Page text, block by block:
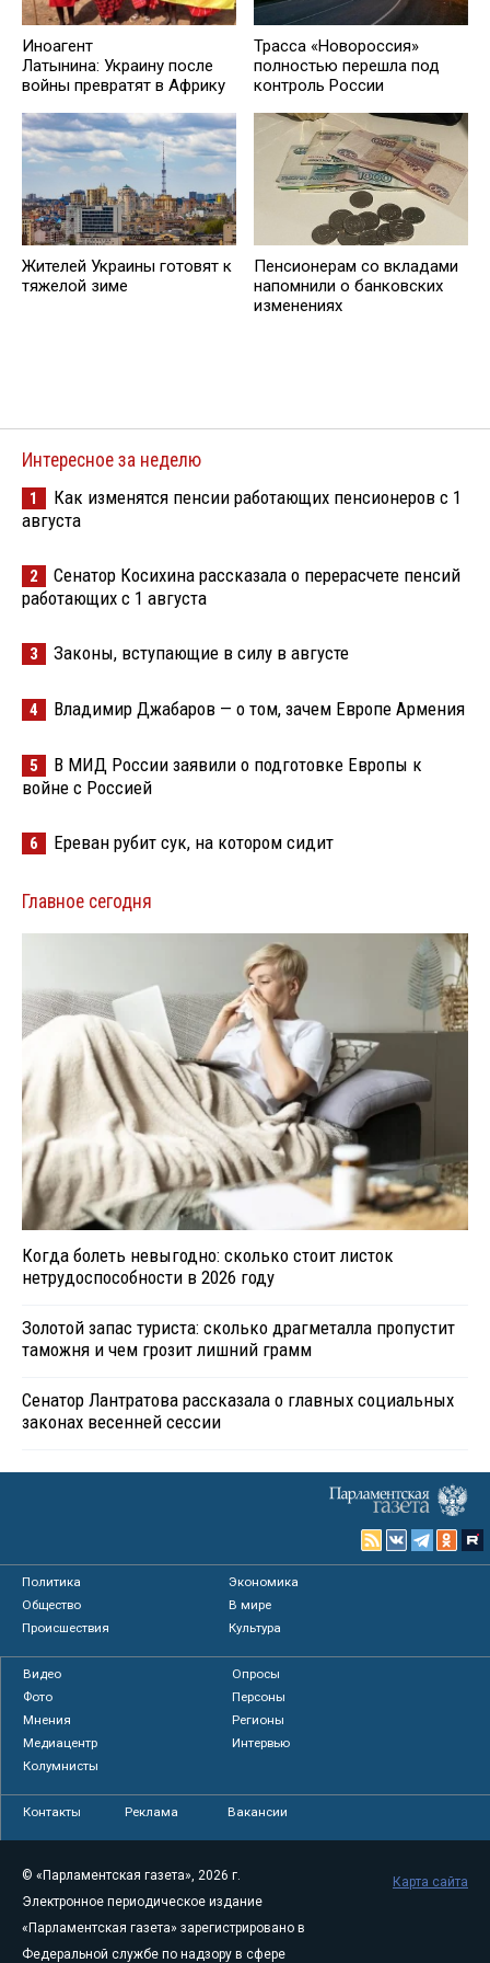
Иноагент
Латынина: Украину после
войны превратят в Африку
Трасса «Новороссия»
полностью перешла под
контроль России
Жителей Украины готовят к
тяжелой зиме
Пенсионерам со вкладами
напомнили о банковских
изменениях
Интересное за неделю
1
Как изменятся пенсии работающих пенсионеров с 1
августа
2
Сенатор Косихина рассказала о перерасчете пенсий
работающих с 1 августа
3 Законы, вступающие в силу в августе
4 Владимир Джабаров — о том, зачем Европе Армения
5
В МИД России заявили о подготовке Европы к
войне с Россией
6 Ереван рубит сук, на котором сидит
Главное сегодня
Когда болеть невыгодно: сколько стоит листок
нетрудоспособности в 2026 году
Золотой запас туриста: сколько драгметалла пропустит
таможня и чем грозит лишний грамм
Сенатор Лантратова рассказала о главных социальных
законах весенней сессии
Политика
Экономика
Общество
В мире
Происшествия
Культура
Видео
Опросы
Фото
Персоны
Мнения
Регионы
Медиацентр
Интервью
Колумнисты
Контакты Реклама Вакансии
© «Парламентская газета», 2026 г.
Электронное периодическое издание
«Парламентская газета» зарегистрировано в
Федеральной службе по надзору в сфере
Карта сайта